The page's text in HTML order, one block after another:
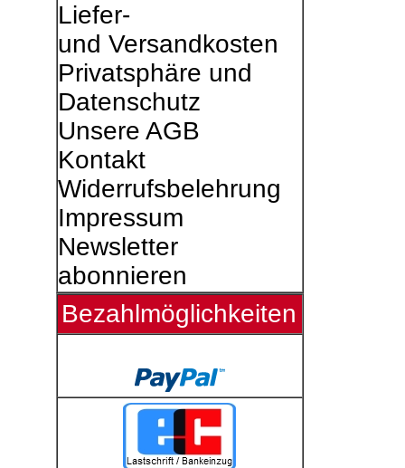
Liefer-
und Versandkosten
Privatsphäre und
Datenschutz
Unsere AGB
Kontakt
Widerrufsbelehrung
Impressum
Newsletter
abonnieren
Bezahlmöglichkeiten